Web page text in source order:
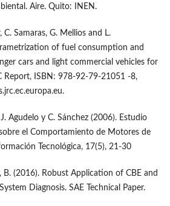
Aire. Quito: INEN.
C. Samaras, G. Mellios and L.
of fuel consumption and
cars and light commercial vehicles for
Report, ISBN: 978-92-79-21051 -8,
Agudelo y C. Sánchez (2006). Estudio
el Comportamiento de Motores de
Tecnológica, 17(5), 21-30
B. (2016). Robust Application of CBE and
Diagnosis. SAE Technical Paper.